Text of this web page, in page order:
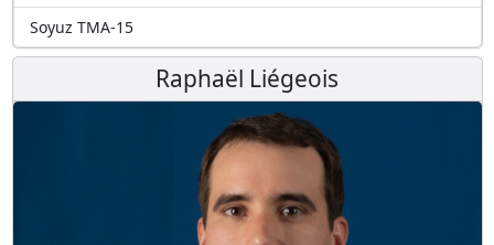
Soyuz TMA-15
Raphaël Liégeois